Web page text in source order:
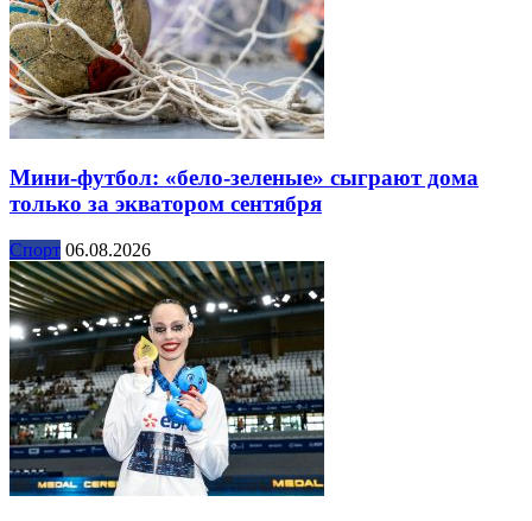
Мини-футбол: «бело-зеленые» сыграют дома
только за экватором сентября
Спорт 06.08.2026